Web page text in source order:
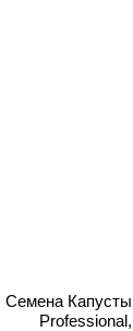
Семена